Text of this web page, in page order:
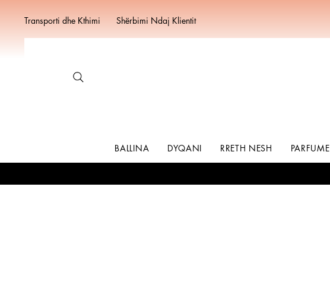
Transporti dhe Kthimi Shërbimi Ndaj Klientit
BALLINA DYQANI RRETH NESH PARFUME